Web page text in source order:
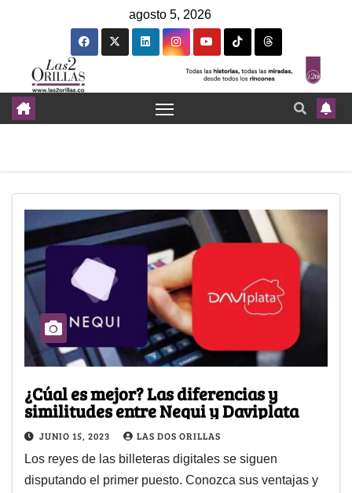
agosto 5, 2026
¿Cúal es mejor? Las diferencias y
similitudes entre Nequi y Daviplata
JUNIO 15, 2023 LAS DOS ORILLAS
Los reyes de las billeteras digitales se siguen
disputando el primer puesto. Conozca sus ventajas y